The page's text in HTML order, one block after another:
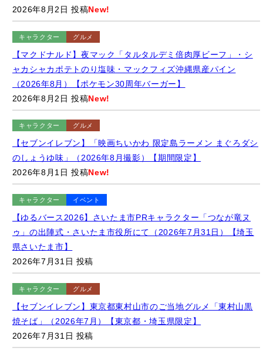
【マクドナルド】夜マック「タルタルデミ倍肉厚ビーフ」・シ
ャカシャカポテトのり塩味・マックフィズ沖縄県産パイン
（2026年8月）【ポケモン30周年バーガー】
キャラクター グルメ
【セブンイレブン】「映画ちいかわ 限定島ラーメン まぐろダシ
のしょうゆ味」（2026年8月撮影）【期間限定】
2026年8月1日 投稿New!
キャラクター イベント
【ゆるバース2026】さいたま市PRキャラクター「つなが竜ヌ
ゥ」の出陣式・さいたま市役所にて（2026年7月31日）【埼玉
県さいたま市】
キャラクター グルメ
【セブンイレブン】東京都東村山市のご当地グルメ「東村山黒
焼そば」（2026年7月）【東京都・埼玉県限定】
2026年7月31日 投稿
グルメ
【松のや】「鬼おろしポン酢ロースかつ丼ミニうどんセット」